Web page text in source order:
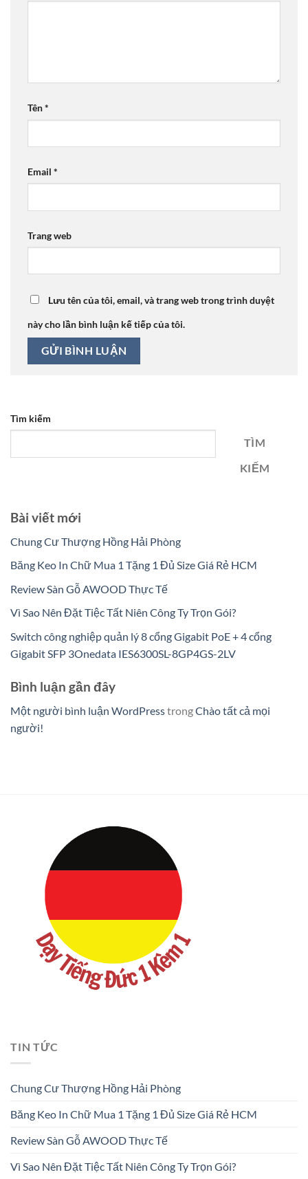
Tên*
Email *
Trang web
Lưu tên của tôi, email, và trang web trong trình duyệt
này cho lần bình luận kế tiếp của tôi.
Tìm kiếm
TÌM
KIẾM
Bài viết mới
Chung Cư Thượng Hồng Hải Phòng
Băng Keo In Chữ Mua 1 Tặng 1 Đủ Size Giá Rẻ HCM
Review Sàn Gỗ AWOOD Thực Tế
Vì Sao Nên Đặt Tiệc Tất Niên Công Ty Trọn Gói?
Switch công nghiệp quản lý 8 cổng Gigabit PoE + 4 cổng
Gigabit SFP 3Onedata IES6300SL-8GP4GS-2LV
Bình luận gần đây
Một người bình luận WordPresstrongChào tất cả mọi
người!
TIN TỨC
Chung Cư Thượng Hồng Hải Phòng
Băng Keo In Chữ Mua 1 Tặng 1 Đủ Size Giá Rẻ HCM
Review Sàn Gỗ AWOOD Thực Tế
Vì Sao Nên Đặt Tiệc Tất Niên Công Ty Trọn Gói?